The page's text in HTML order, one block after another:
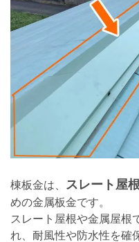
棟板金は、 スレート屋
めの金属板金です。
スレート屋根や金属屋根
れ、耐風性や防水性を確